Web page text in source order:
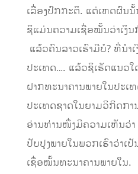
ເລື່ອງປົກກະຕິ. ແຕ່ເຫດຜົນ
ຊິແມ່ນຄວາມເຊື່ອໝັ້ນວ່າເງິ
ແລ້ວຄົນລາວເຮົາມີບໍ? ທີ່ນໍາ
ປະເທດ…. ແລ້ວຊິເຮັດແນວໃ
ຝາກທະນາຄານພາຍໃນປະເ
ປະເທດຊາດໃນຍາມວິກິດກ
ອ່ານທ່ານໜຶ່ງມີຄວາມເຫັນວ່າ
ປັບປຸງພາຍໃນພວກເຮົາວ່າເ
ເຊື່ອໝັ້ນທະນາຄານພາຍໃນ.